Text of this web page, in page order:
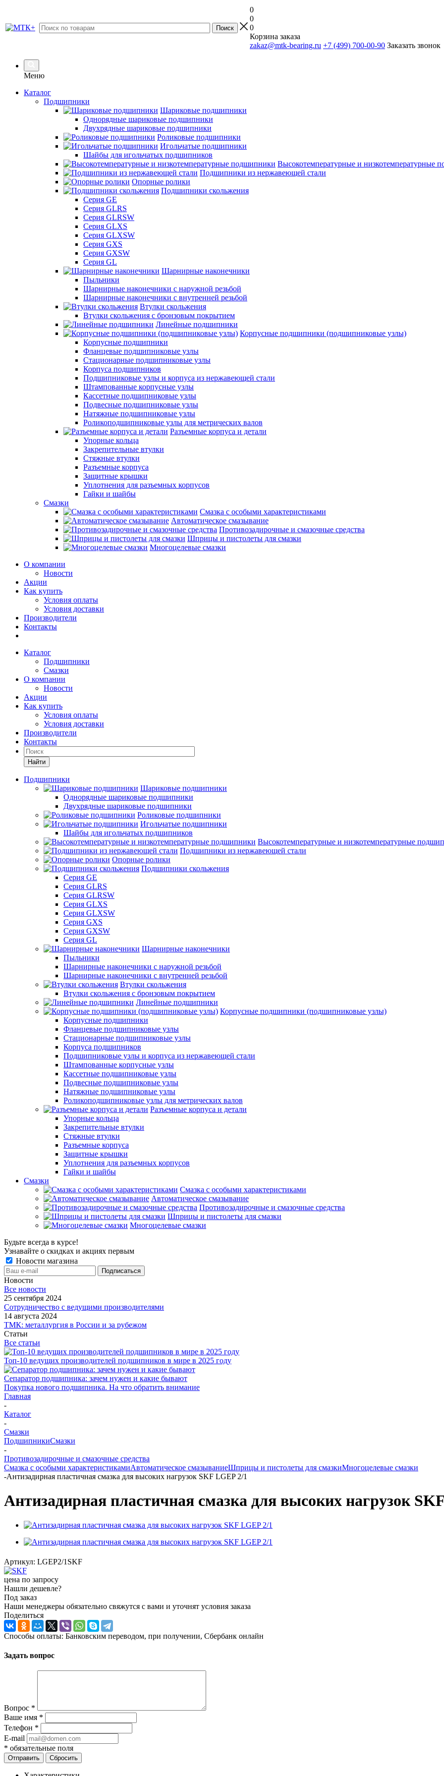
0
0
0
Корзина заказа
zakaz@mtk-bearing.ru +7 (499) 700-00-90 Заказать звонок
Меню
Каталог
Подшипники
Шариковые подшипники
Однорядные шариковые подшипники
Двухрядные шариковые подшипники
Роликовые подшипники
Игольчатые подшипники
Шайбы для игольчатых подшипников
Высокотемпературные и низкотемпературные
Подшипники из нержавеющей стали
Опорные ролики
Подшипники скольжения
Серия GE
Серия GLRS
Серия GLRSW
Серия GLXS
Серия GLXSW
Серия GXS
Серия GXSW
Серия GL
Шарнирные наконечники
Пыльники
Шарнирные наконечники с наружной резьбой
Шарнирные наконечники с внутренней резьбой
Втулки скольжения
Втулки скольжения с бронзовым покрытием
Линейные подшипники
Корпусные подшипники (подшипниковые узлы)
Корпусные подшипники
Фланцевые подшипниковые узлы
Стационарные подшипниковые узлы
Корпуса подшипников
Подшипниковые узлы и корпуса из нержавеющей стали
Штампованные корпусные узлы
Кассетные подшипниковые узлы
Подвесные подшипниковые узлы
Натяжные подшипниковые узлы
Роликоподшипниковые узлы для метрических валов
Разъемные корпуса и детали
Упорные кольца
Закрепительные втулки
Стяжные втулки
Разъемные корпуса
Защитные крышки
Уплотнения для разъемных корпусов
Гайки и шайбы
Смазки
Смазка с особыми характеристиками
Автоматическое смазывание
Противозадирочные и смазочные средства
Шприцы и пистолеты для смазки
Многоцелевые смазки
О компании
Новости
Акции
Как купить
Условия оплаты
Условия доставки
Производители
Контакты
Каталог
Подшипники
Смазки
О компании
Новости
Акции
Как купить
Условия оплаты
Условия доставки
Производители
Контакты
Найти
Подшипники
Шариковые подшипники
Однорядные шариковые подшипники
Двухрядные шариковые подшипники
Роликовые подшипники
Игольчатые подшипники
Шайбы для игольчатых подшипников
Высокотемпературные и низкотемпературные
Подшипники из нержавеющей стали
Опорные ролики
Подшипники скольжения
Серия GE
Серия GLRS
Серия GLRSW
Серия GLXS
Серия GLXSW
Серия GXS
Серия GXSW
Серия GL
Шарнирные наконечники
Пыльники
Шарнирные наконечники с наружной резьбой
Шарнирные наконечники с внутренней резьбой
Втулки скольжения
Втулки скольжения с бронзовым покрытием
Линейные подшипники
Корпусные подшипники (подшипниковые узлы)
Корпусные подшипники
Фланцевые подшипниковые узлы
Стационарные подшипниковые узлы
Корпуса подшипников
Подшипниковые узлы и корпуса из нержавеющей стали
Штампованные корпусные узлы
Кассетные подшипниковые узлы
Подвесные подшипниковые узлы
Натяжные подшипниковые узлы
Роликоподшипниковые узлы для метрических валов
Разъемные корпуса и детали
Упорные кольца
Закрепительные втулки
Стяжные втулки
Разъемные корпуса
Защитные крышки
Уплотнения для разъемных корпусов
Гайки и шайбы
Смазки
Смазка с особыми характеристиками
Автоматическое смазывание
Противозадирочные и смазочные средства
Шприцы и пистолеты для смазки
Многоцелевые смазки
Будьте всегда в курсе!
Узнавайте о скидках и акциях первым
Новости магазина
Новости
Все новости
25 сентября 2024
Сотрудничество с ведущими производителями
14 августа 2024
ТМК: металлургия в России и за рубежом
Статьи
Все статьи
Топ-10 ведущих производителей подшипников в мире в 2025 году
Сепаратор подшипника: зачем нужен и какие бывают
Покупка нового подшипника. На что обратить внимание
Главная
-
Каталог
-
Смазки
ПодшипникиСмазки
-
Противозадирочные и смазочные средства
Смазка с особыми характеристикамиАвтоматическое смазываниеШприцы и пистолеты для смазкиМногоцелевые смазки
-Антизадирная пластичная смазка для высоких нагрузок SKF LGEP 2/1
Антизадирная пластичная смазка для высоких нагрузок
Артикул: LGEP2/1SKF
цена по запросу
Нашли дешевле?
Под заказ
Наши менеджеры обязательно свяжутся с вами и уточнят условия заказа
Поделиться
Способы оплаты: Банковским переводом, при получении, Сбербанк онлайн
Задать вопрос
Вопрос *
Ваше имя *
Телефон *
E-mail
* обязательные поля
Отправить Сбросить